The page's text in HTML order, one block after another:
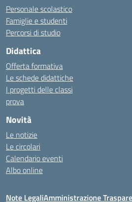
Personale scolastico
Famiglie e studenti
Percorsi di studio
Didattica
Offerta formativa
Le schede didattiche
I progetti delle classi
prova
Novità
Le notizie
Le circolari
Calendario eventi
Albo online
Note LegaliAmministrazione